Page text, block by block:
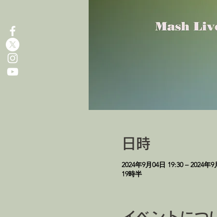
日時
2024年9月04日 19:30 – 2024年9
19時半